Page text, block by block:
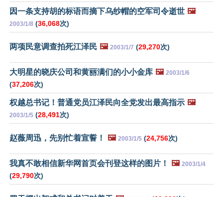
因一条支持胡的标语而摘下乌纱帽的空军司令逝世 🖼️
2003/1/8 (36,068次)
两项民意调查拍死江泽民 🖼️ 2003/1/7 (29,270次)
大明星的晓庆公司和黄丽满们的小小金库 🖼️ 2003/1/6
(37,206次)
权越总书记！普通党员江泽民向全党发出最高指示 🖼️
2003/1/5 (28,491次)
赵薇周迅，先别忙着宣誓！ 🖼️ 2003/1/5 (24,756次)
我真不敢相信新华网首页会刊登这样的图片！ 🖼️ 2003/1/4
(29,790次)